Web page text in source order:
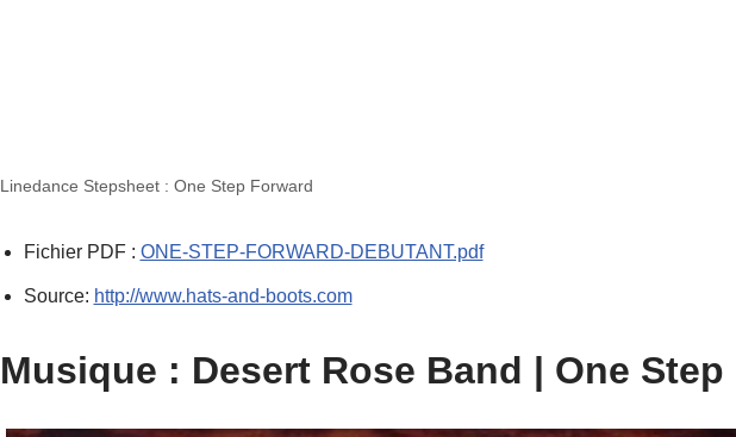
Linedance Stepsheet : One Step Forward
Fichier PDF : ONE-STEP-FORWARD-DEBUTANT.pdf
Source: http://www.hats-and-boots.com
Musique : Desert Rose Band | One